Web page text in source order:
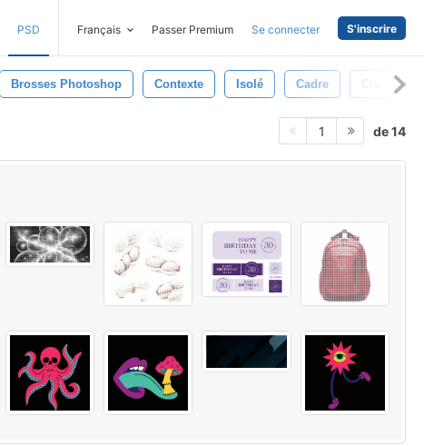
PSD Français Passer Premium Se connecter S'inscrire
Brosses Photoshop Contexte Isolé Cadre Cru
1 de 14